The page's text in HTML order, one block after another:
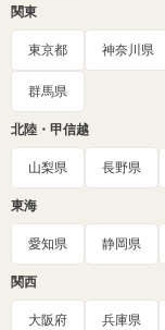
関東
東京都 神奈川県
群馬県
北陸・甲信越
山梨県 長野県
東海
愛知県 静岡県
関西
大阪府 兵庫県